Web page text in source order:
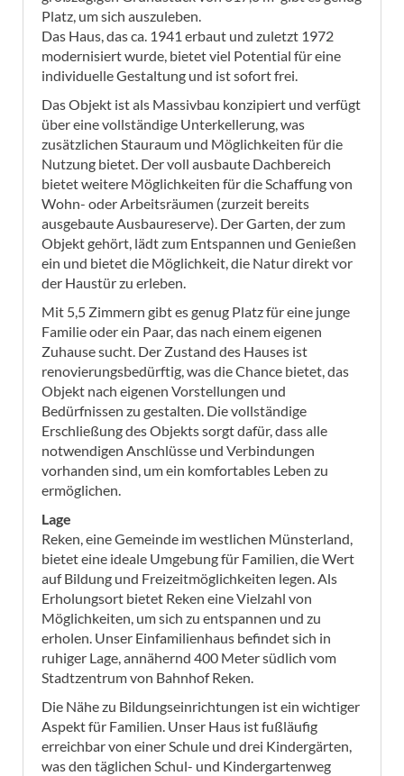
Platz, um sich auszuleben.
Das Haus, das ca. 1941 erbaut und zuletzt 1972
modernisiert wurde, bietet viel Potential für eine
individuelle Gestaltung und ist sofort frei.
Das Objekt ist als Massivbau konzipiert und verfügt
über eine vollständige Unterkellerung, was
zusätzlichen Stauraum und Möglichkeiten für die
Nutzung bietet. Der voll ausbaute Dachbereich
bietet weitere Möglichkeiten für die Schaffung von
Wohn- oder Arbeitsräumen (zurzeit bereits
ausgebaute Ausbaureserve). Der Garten, der zum
Objekt gehört, lädt zum Entspannen und Genießen
ein und bietet die Möglichkeit, die Natur direkt vor
der Haustür zu erleben.
Mit 5,5 Zimmern gibt es genug Platz für eine junge
Familie oder ein Paar, das nach einem eigenen
Zuhause sucht. Der Zustand des Hauses ist
renovierungsbedürftig, was die Chance bietet, das
Objekt nach eigenen Vorstellungen und
Bedürfnissen zu gestalten. Die vollständige
Erschließung des Objekts sorgt dafür, dass alle
notwendigen Anschlüsse und Verbindungen
vorhanden sind, um ein komfortables Leben zu
ermöglichen.
Lage
Reken, eine Gemeinde im westlichen Münsterland,
bietet eine ideale Umgebung für Familien, die Wert
auf Bildung und Freizeitmöglichkeiten legen. Als
Erholungsort bietet Reken eine Vielzahl von
Möglichkeiten, um sich zu entspannen und zu
erholen. Unser Einfamilienhaus befindet sich in
ruhiger Lage, annähernd 400 Meter südlich vom
Stadtzentrum von Bahnhof Reken.
Die Nähe zu Bildungseinrichtungen ist ein wichtiger
Aspekt für Familien. Unser Haus ist fußläufig
erreichbar von einer Schule und drei Kindergärten,
was den täglichen Schul- und Kindergartenweg